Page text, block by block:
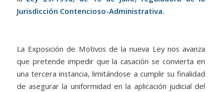
Jurisdicción Contencioso-Administrativa.
La Exposición de Motivos de la nueva Ley nos avanza
que pretende impedir que la casación se convierta en
una tercera instancia, limitándose a cumplir su finalidad
de asegurar la uniformidad en la aplicación judicial del